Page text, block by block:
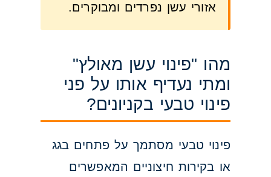
אזורי עשן נפרדים ומבוקרים.
מהו "פינוי עשן מאולץ"
ומתי נעדיף אותו על פני
פינוי טבעי בקניונים?
פינוי טבעי מסתמך על פתחים בגג
או בקירות חיצוניים המאפשרים